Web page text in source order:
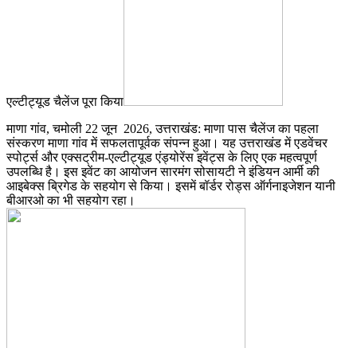
एल्टीट्यूड चैलेंज पूरा किया
माणा गांव, चमोली 22 जून 2026, उत्तराखंड: माणा पास चैलेंज का पहला
संस्करण माणा गांव में सफलतापूर्वक संपन्न हुआ। यह उत्तराखंड में एडवेंचर
स्पोर्ट्स और एक्सट्रीम-एल्टीट्यूड एंड्योरेंस इवेंट्स के लिए एक महत्वपूर्ण
उपलब्धि है। इस इवेंट का आयोजन सारमंग सोसायटी ने इंडियन आर्मी की
आइबेक्स ब्रिगेड के सहयोग से किया। इसमें बॉर्डर रोड्स ऑर्गनाइजेशन यानी
बीआरओ का भी सहयोग रहा।